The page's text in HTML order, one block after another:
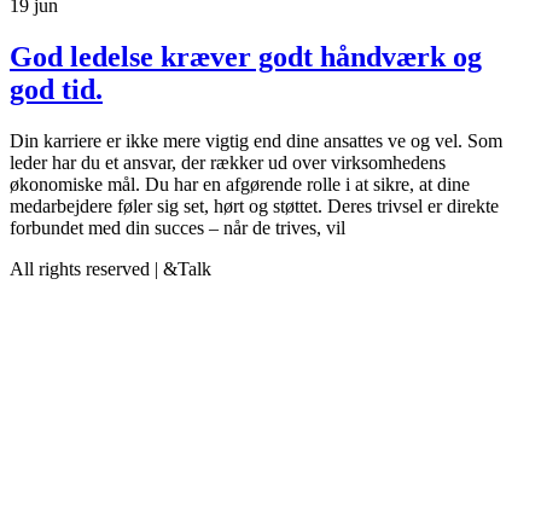
19 jun
God ledelse kræver godt håndværk og
god tid.
Din karriere er ikke mere vigtig end dine ansattes ve og vel. Som
leder har du et ansvar, der rækker ud over virksomhedens
økonomiske mål. Du har en afgørende rolle i at sikre, at dine
medarbejdere føler sig set, hørt og støttet. Deres trivsel er direkte
forbundet med din succes – når de trives, vil
All rights reserved | &Talk